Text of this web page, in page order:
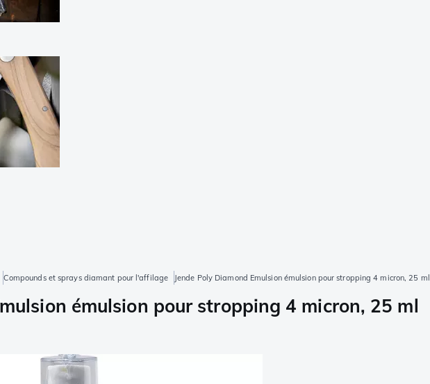
Compounds et sprays diamant pour l'affilage Jende Poly Diamond Emulsion émulsion pour stropping 4 micron, 25 ml
émulsion pour stropping 4 micron, 25 ml